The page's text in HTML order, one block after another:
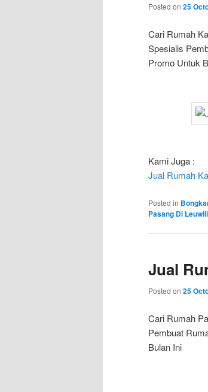
Posted on 25
Cari Rumah
Spesialis
Promo Untuk
Kami Juga :
Jual Rumah
Posted in
Pasang Di
Jual
Posted on 25
Cari Rumah
Pembuat
Bulan Ini